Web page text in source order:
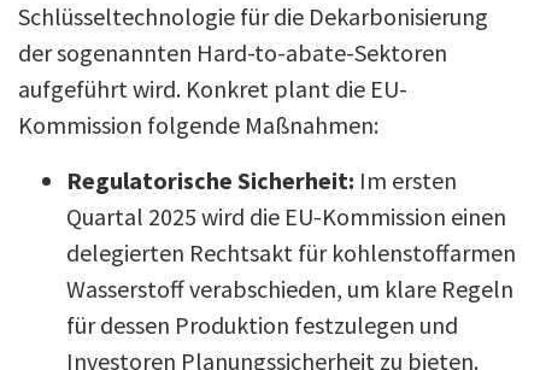
Schlüsseltechnologie für die Dekarbonisierung
der sogenannten Hard-to-abate-Sektoren
aufgeführt wird. Konkret plant die EU-
Kommission folgende Maßnahmen:
Regulatorische Sicherheit: Im ersten
Quartal 2025 wird die EU-Kommission einen
delegierten Rechtsakt für kohlenstoffarmen
Wasserstoff verabschieden, um klare Regeln
für dessen Produktion festzulegen und
Investoren Planungssicherheit zu bieten.